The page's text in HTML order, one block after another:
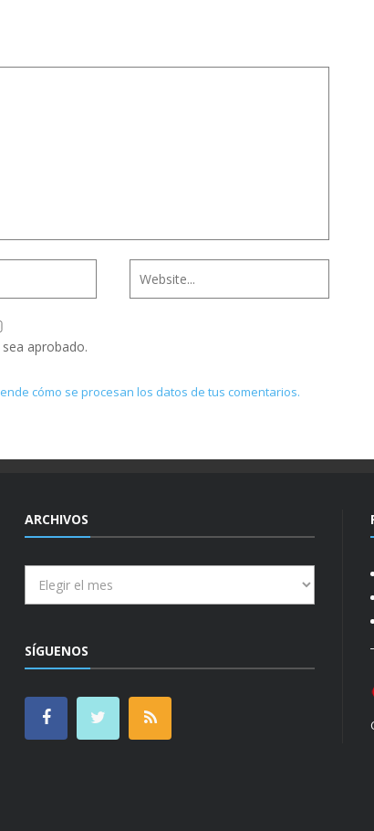
aprobado.
cómo se procesan los datos de tus comentarios.
ARCHIVOS
SÍGUENOS